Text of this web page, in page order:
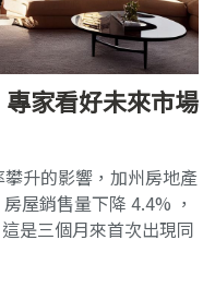
家看好未來市場
升的影響，加州房地產
屋銷售量下降 4.4% ，
是三個月來首次出現同